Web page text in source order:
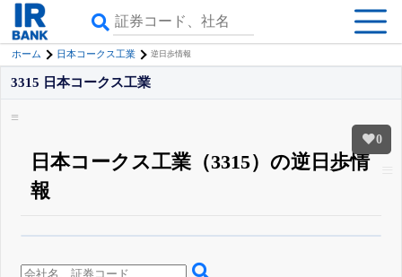
ホーム 日本コークス工業 逆日歩情報
0
3315 日本コークス工業
日本コークス工業（3315）の逆日歩情
報
見られる
無料でβ版をはじめる